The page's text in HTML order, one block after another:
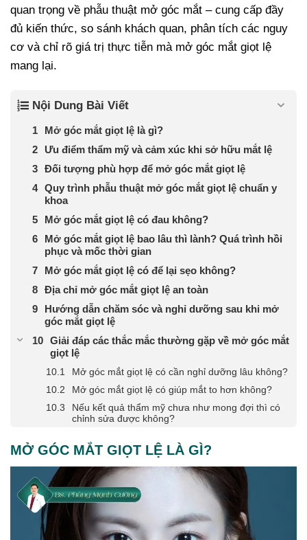
quan trọng về phẫu thuật mở góc mắt – cung cấp đầy
đủ kiến thức, so sánh khách quan, phân tích các nguy
cơ và chỉ rõ giá trị thực tiễn mà mở góc mắt giọt lệ
mang lại.
Nội Dung Bài Viết
Mở góc mắt giọt lệ là gì?
Ưu điểm thẩm mỹ và cảm xúc khi sở hữu mắt lệ
Đối tượng phù hợp để mở góc mắt giọt lệ
Quy trình phẫu thuật mở góc mắt giọt lệ chuẩn y
khoa
Mở góc mắt giọt lệ có đau không?
Mở góc mắt giọt lệ bao lâu thì lành? Quá trình hồi
phục và mốc thời gian
Mở góc mắt giọt lệ có để lại sẹo không?
Địa chỉ mở góc mắt giọt lệ an toàn
Hướng dẫn chăm sóc và nghỉ dưỡng sau khi mở
góc mắt giọt lệ
Giải đáp các thắc mắc thường gặp về mở góc mắt
giọt lệ
Mở góc mắt giọt lệ có cần nghỉ dưỡng lâu không?
Mở góc mắt giọt lệ có giúp mắt to hơn không?
Nếu kết quả thẩm mỹ chưa như mong đợi thì có
chỉnh sửa được không?
MỞ GÓC MẮT GIỌT LỆ LÀ GÌ?